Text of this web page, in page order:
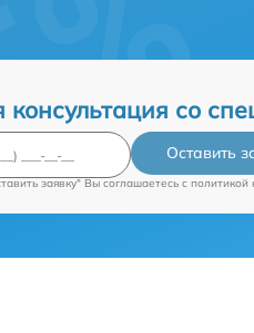
консультация со
Оставить
заявку" Вы соглашаетесь c политикой